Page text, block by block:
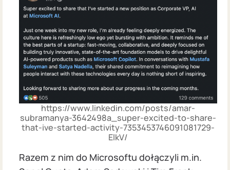
https://www.linkedin.com/posts/amar-
subramanya-3642498a_super-excited-to-share-
that-ive-started-activity-7353453746091081729-
ElkV/
Razem z nim do Microsoftu dołączyli m.in.